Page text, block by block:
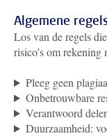
Algemene
Los van de regels
risico’s om rekening
Pleeg geen
Onbetrouwbare
Verantwoord
Duurzaamheid: